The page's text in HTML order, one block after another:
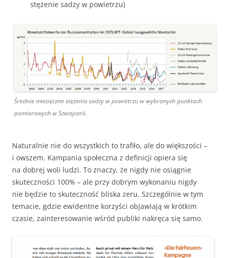
stężenie sadzy w powietrzu)
Średnie miesięczne stężenia sadzy w powietrzu w wybranych punktach
pomiarowych w Szwajcarii.
Naturalnie nie do wszystkich to trafiło, ale do większości –
i owszem. Kampania społeczna z definicji opiera się
na dobrej woli ludzi. To znaczy, że nigdy nie osiągnie
skuteczności 100% – ale przy dobrym wykonaniu nigdy
nie będzie to skuteczność bliska zeru. Szczególnie w tym
temacie, gdzie ewidentne korzyści objawiają w krótkim
czasie, zainteresowanie wśród publiki nakręca się samo.